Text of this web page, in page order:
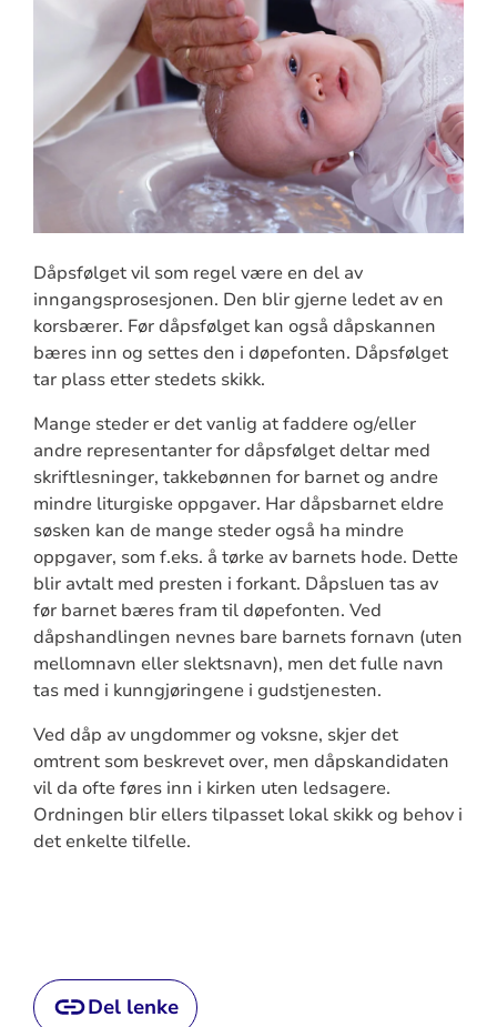
Dåpsfølget vil som regel være en del av
inngangsprosesjonen. Den blir gjerne ledet av en
korsbærer. Før dåpsfølget kan også dåpskannen
bæres inn og settes den i døpefonten. Dåpsfølget
tar plass etter stedets skikk.
Mange steder er det vanlig at faddere og/eller
andre representanter for dåpsfølget deltar med
skriftlesninger, takkebønnen for barnet og andre
mindre liturgiske oppgaver. Har dåpsbarnet eldre
søsken kan de mange steder også ha mindre
oppgaver, som f.eks. å tørke av barnets hode. Dette
blir avtalt med presten i forkant. Dåpsluen tas av
før barnet bæres fram til døpefonten. Ved
dåpshandlingen nevnes bare barnets fornavn (uten
mellomnavn eller slektsnavn), men det fulle navn
tas med i kunngjøringene i gudstjenesten.
Ved dåp av ungdommer og voksne, skjer det
omtrent som beskrevet over, men dåpskandidaten
vil da ofte føres inn i kirken uten ledsagere.
Ordningen blir ellers tilpasset lokal skikk og behov i
det enkelte tilfelle.
Del lenke